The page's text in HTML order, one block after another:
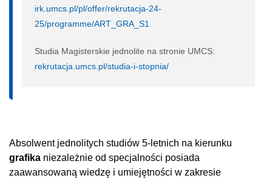
irk.umcs.pl/pl/offer/rekrutacja-24-
25/programme/ART_GRA_S1
Studia Magisterskie jednolite na stronie UMCS:
rekrutacja.umcs.pl/studia-i-stopnia/
Absolwent jednolitych studiów 5-letnich na kierunku
grafika niezależnie od specjalności posiada
zaawansowaną wiedzę i umiejętności w zakresie